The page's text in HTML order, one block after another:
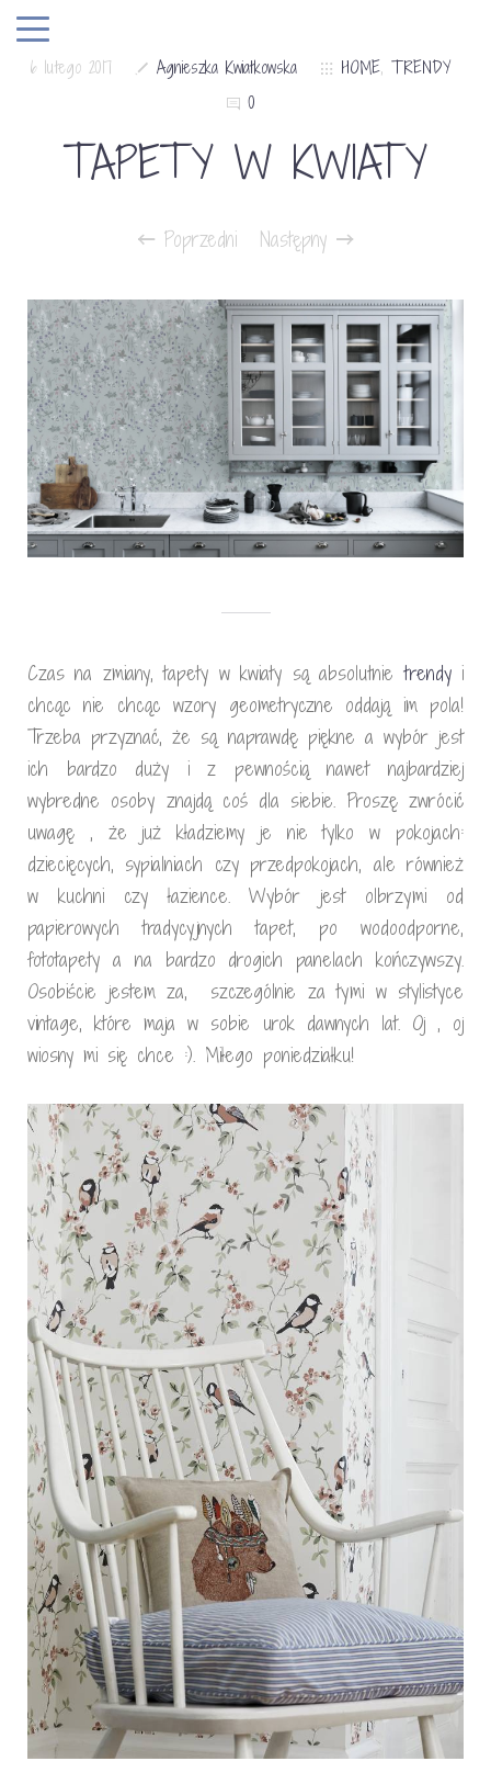
6 lutego 2017 Agnieszka Kwiatkowska HOME, TRENDY
0
TAPETY W KWIATY
Poprzedni Następny
Czas na zmiany, tapety w kwiaty są absolutnietrendyi
chcąc nie chcąc wzory geometryczne oddają im pola!
Trzeba przyznać, że są naprawdę piękne a wybór jest
ich bardzo duży i z pewnością nawet najbardziej
wybredne osoby znajdą coś dla siebie. Proszę zwrócić
uwagę , że już kładziemy je nie tylko w pokojach:
dziecięcych, sypialniach czy przedpokojach, ale również
w kuchni czy łazience. Wybór jest olbrzymi od
papierowych tradycyjnych tapet, po wodoodporne,
fototapety a na bardzo drogich panelach kończywszy.
Osobiście jestem za, szczególnie za tymi w stylistyce
vintage, które maja w sobie urok dawnych lat. Oj , oj
wiosny mi się chce :). Miłego poniedziałku!